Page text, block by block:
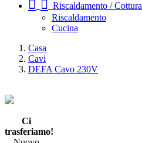
Riscaldamento / Cottura
Riscaldamento
Cucina
Casa
Cavi
DEFA Cavo 230V
Ci
trasferiamo!